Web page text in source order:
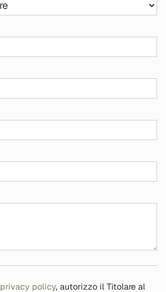
privacy policy, autorizzo il Titolare al